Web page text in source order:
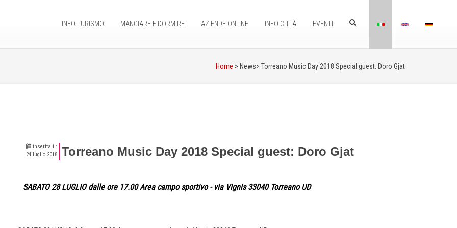
INFO TURISMO MANGIARE E DORMIRE AZIENDE ONLINE INFO CITTÀ EVENTI
Home > News> Torreano Music Day 2018 Special guest: Doro Gjat
inserita il:
24 luglio 2018
Torreano Music Day 2018 Special guest: Doro Gjat
SABATO 28 LUGLIO dalle ore 17.00 Area campo sportivo - via Vignis 33040 Torreano UD